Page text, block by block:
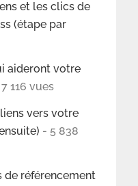
et les clics de
(étape par
aideront votre
116 vues
vers votre
- 5 838
de référencement